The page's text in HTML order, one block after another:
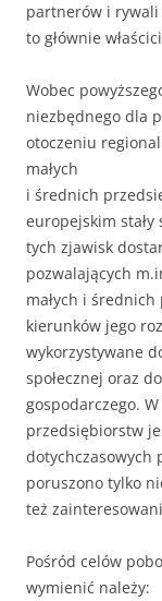
partnerów i rywali
to głównie
Wobec
niezbędnego dla
otoczeniu
małych
i średnich
europejskim stały
tych zjawisk
pozwalających
małych i
kierunków jego
wykorzystywane
społecznej oraz
gospodarczego.
przedsiębiorstw
dotychczasowych
poruszono tylko
też
Pośród celów
wymienić należy: